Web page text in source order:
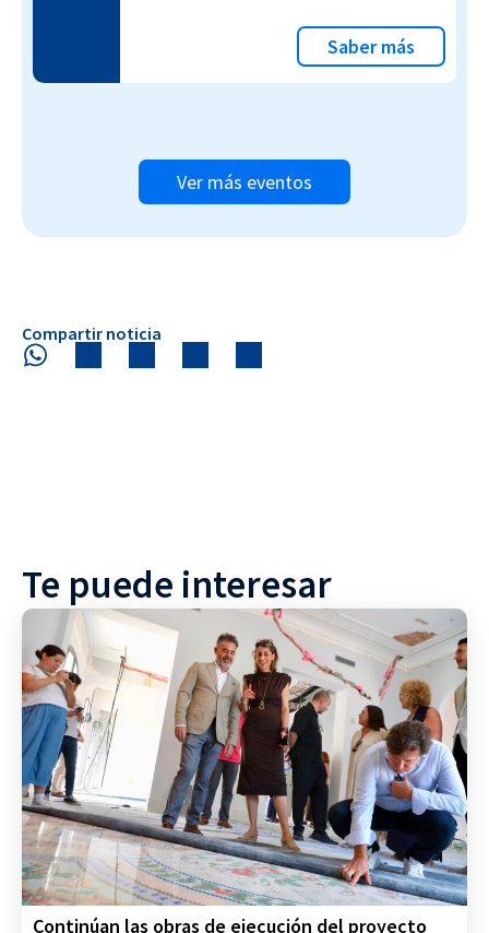
Saber más
Ver más eventos
Compartir noticia
Te puede interesar
Continúan las obras de ejecución del proyecto